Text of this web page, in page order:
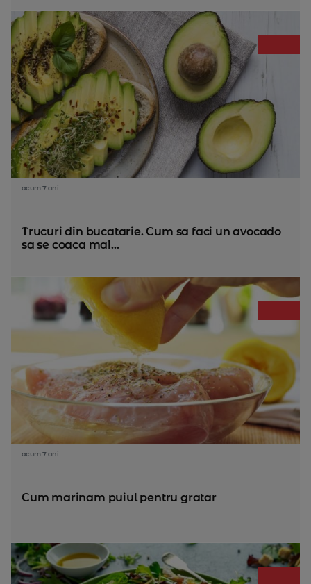
acum 7 ani
Trucuri din bucatarie. Cum sa faci un avocado
sa se coaca mai...
acum 7 ani
Cum marinam puiul pentru gratar